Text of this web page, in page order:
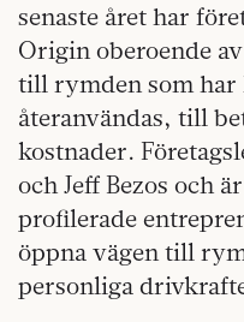
senaste året har
Origin oberoende
till rymden som har
återanvändas, till
kostnader.
och Jeff Bezos och
profilerade
öppna vägen till
personliga